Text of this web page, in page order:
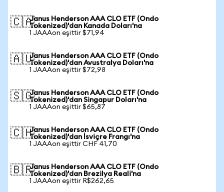
🇨🇦Janus Henderson AAA CLO ETF (Ondo
Tokenized)'dan Kanada Doları'na
1 JAAAon eşittir $71,94
🇦🇺Janus Henderson AAA CLO ETF (Ondo
Tokenized)'dan Avustralya Doları'na
1 JAAAon eşittir $72,98
🇸🇬Janus Henderson AAA CLO ETF (Ondo
Tokenized)'dan Singapur Doları'na
1 JAAAon eşittir $65,87
🇨🇭Janus Henderson AAA CLO ETF (Ondo
Tokenized)'dan İsviçre Frangı'na
1 JAAAon eşittir CHF 41,70
🇧🇷Janus Henderson AAA CLO ETF (Ondo
Tokenized)'dan Brezilya Reali'na
1 JAAAon eşittir R$262,65